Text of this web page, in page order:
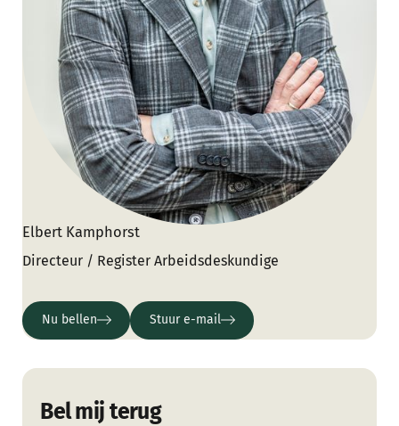
Elbert Kamphorst
Directeur / Register Arbeidsdeskundige
Nu bellen
Nu bellen
Stuur e-mail
Stuur e-mail
Bel mij terug